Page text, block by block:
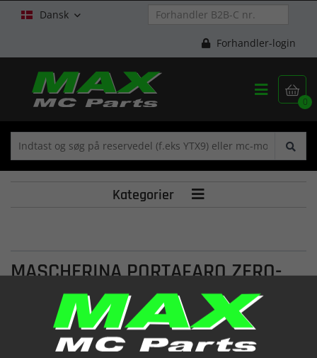
Dansk 
Forhandler-login

0

Kategorier 
MASCHERINA PORTAFARO ZERO-
92-CORSE-
(2228570 062)
